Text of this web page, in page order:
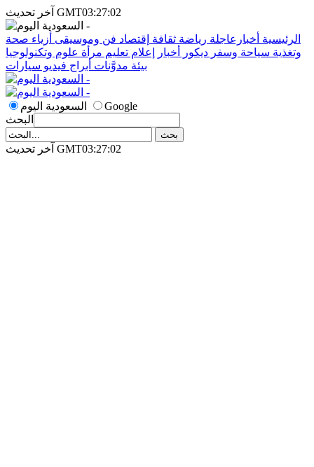
آخر تحديث GMT03:27:02
الرئيسية أخبارعاجلة رياضة ثقافة إقتصاد فن وموسيقى أزياء صحة
وتغذية سياحة وسفر ديكور أخبار إعلام تعليم مرأة علوم وتكنولوجيا
بيئة مدوَّنات أبراج فيديو سيارات
السعودية اليوم
Google
البحث
آخر تحديث GMT03:27:02